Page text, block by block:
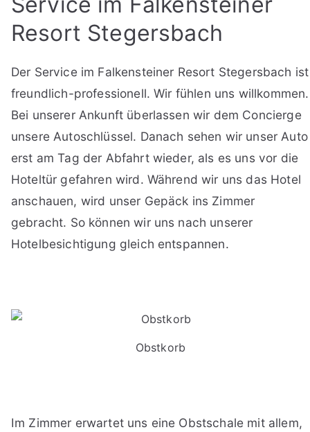
Resort Stegersbach
Der Service im Falkensteiner Resort Stegersbach ist
freundlich-professionell. Wir fühlen uns willkommen.
Bei unserer Ankunft überlassen wir dem Concierge
unsere Autoschlüssel. Danach sehen wir unser Auto
erst am Tag der Abfahrt wieder, als es uns vor die
Hoteltür gefahren wird. Während wir uns das Hotel
anschauen, wird unser Gepäck ins Zimmer
gebracht. So können wir uns nach unserer
Hotelbesichtigung gleich entspannen.
Obstkorb
Im Zimmer erwartet uns eine Obstschale mit allem,